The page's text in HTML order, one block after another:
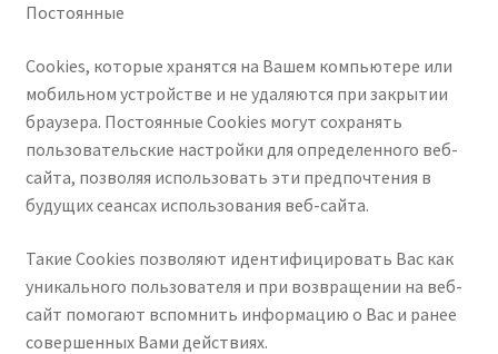
Постоянные
Сookies, которые хранятся на Вашем компьютере или
мобильном устройстве и не удаляются при закрытии
браузера. Постоянные Сookies могут сохранять
пользовательские настройки для определенного веб-
сайта, позволяя использовать эти предпочтения в
будущих сеансах использования веб-сайта.
Такие Cookies позволяют идентифицировать Вас как
уникального пользователя и при возвращении на веб-
сайт помогают вспомнить информацию о Вас и ранее
совершенных Вами действиях.